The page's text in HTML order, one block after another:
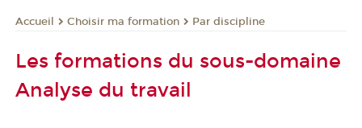
Accueil Choisir ma formation Par discipline
Les formations du sous-domaine
Analyse du travail